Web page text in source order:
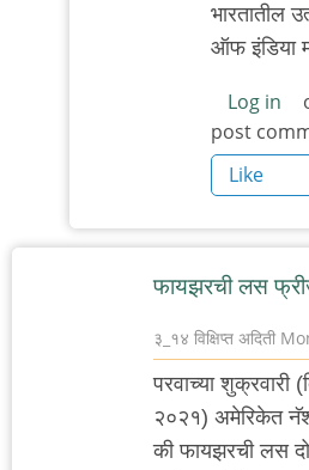
बडी
कंपनी
by
३_१४
विक्षिप्त
अदिती
भारतातील
ऑफ इंडिया
Log in
post
Like
फायझरची लस
३_१४ विक्षिप्त अदिती
परवाच्या शुक्रवारी
२०२१) अमेरिकेत
की फायझरची लस